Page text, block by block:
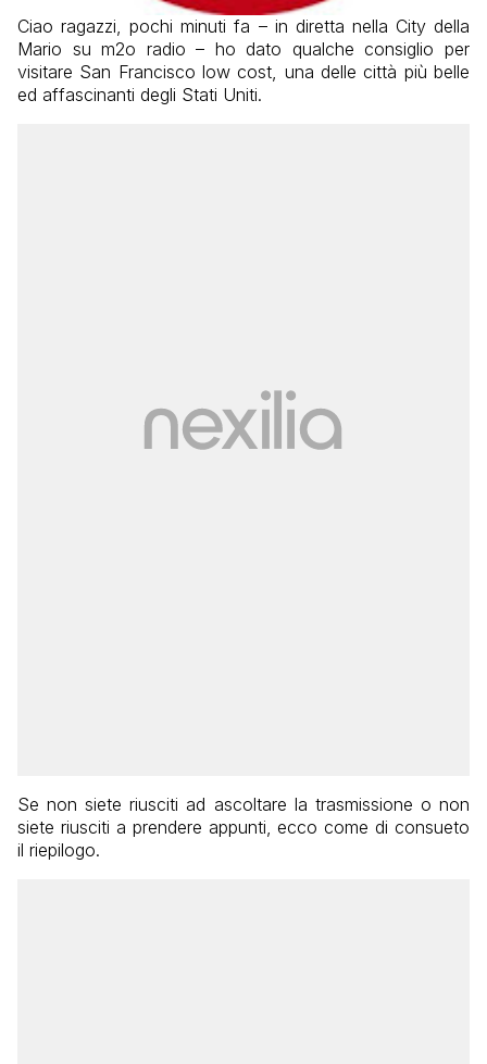
Ciao ragazzi, pochi minuti fa – in diretta nella City della
Mario su m2o radio – ho dato qualche consiglio per
visitare San Francisco low cost, una delle città più belle
ed affascinanti degli Stati Uniti.
Se non siete riusciti ad ascoltare la trasmissione o non
siete riusciti a prendere appunti, ecco come di consueto
il riepilogo.